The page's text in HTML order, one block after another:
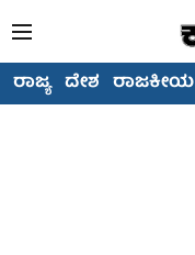
ರಾಜ್ಯ ದೇಶ ರಾಜಕೀಯ